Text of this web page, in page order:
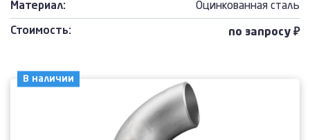
Материал: Оцинкованная сталь
Стоимость: по запросу ₽
В наличии